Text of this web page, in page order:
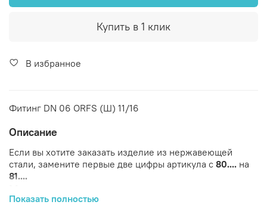
Купить в 1 клик
В избранное
Фитинг DN 06 ORFS (Ш) 11/16
Описание
Если вы хотите заказать изделие из нержавеющей
стали, замените первые две цифры артикула с 80.... на
81....
Показать полностью